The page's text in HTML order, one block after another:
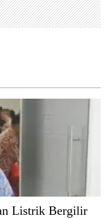
Listrik Bergilir